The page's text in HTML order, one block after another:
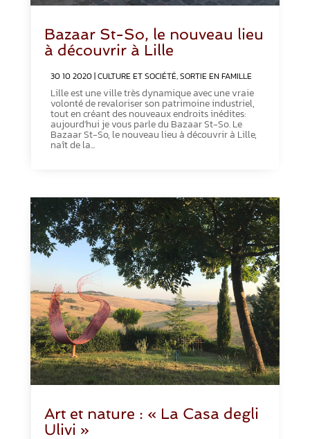
Bazaar St-So, le nouveau lieu
à découvrir à Lille
30 10 2020|CULTURE ET SOCIÉTÉ,SORTIE EN FAMILLE
Lille est une ville très dynamique avec une vraie
volonté de revaloriser son patrimoine industriel,
tout en créant des nouveaux endroits inédites:
aujourd'hui je vous parle du Bazaar St-So. Le
Bazaar St-So, le nouveau lieu à découvrir à Lille,
naît de la...
Art et nature : « La Casa degli
Ulivi »